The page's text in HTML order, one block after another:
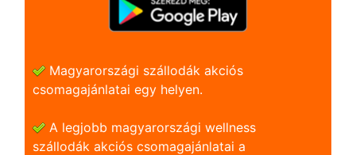
Magyarországi szállodák akciós
csomagajánlatai egy helyen.
A legjobb magyarországi wellness
szállodák akciós csomagajánlatai a